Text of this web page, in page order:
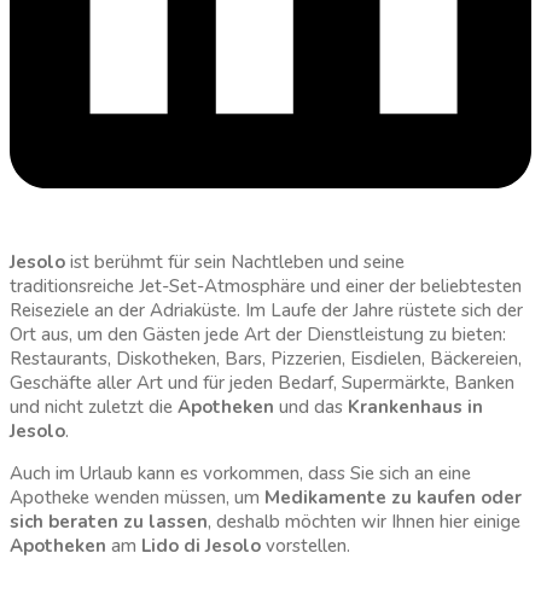
Jesolo ist berühmt für sein Nachtleben und seine
traditionsreiche Jet-Set-Atmosphäre und einer der beliebtesten
Reiseziele an der Adriaküste. Im Laufe der Jahre rüstete sich der
Ort aus, um den Gästen jede Art der Dienstleistung zu bieten:
Restaurants, Diskotheken, Bars, Pizzerien, Eisdielen, Bäckereien,
Geschäfte aller Art und für jeden Bedarf, Supermärkte, Banken
und nicht zuletzt die Apotheken und das Krankenhaus in
Jesolo.
Auch im Urlaub kann es vorkommen, dass Sie sich an eine
Apotheke wenden müssen, um Medikamente zu kaufen oder
sich beraten zu lassen, deshalb möchten wir Ihnen hier einige
Apotheken am Lido di Jesolo vorstellen.